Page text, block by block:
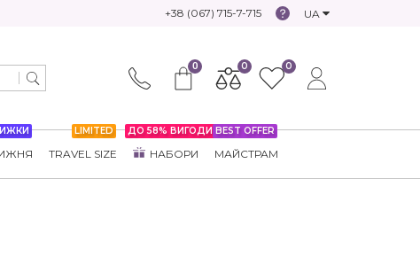
+38 (067) 715-7-715 UA
0 0 0
LIMITED
TRAVEL SIZE
ДО 58% ВИГОДИ
НАБОРИ
BEST OFFER
МАЙСТРАМ